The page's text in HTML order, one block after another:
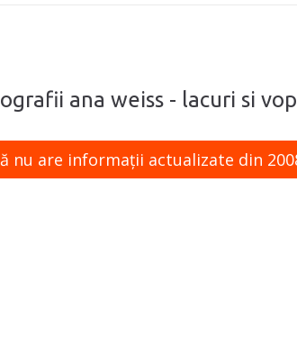
ana weiss - lacuri si
nu are informaţii actualizate din